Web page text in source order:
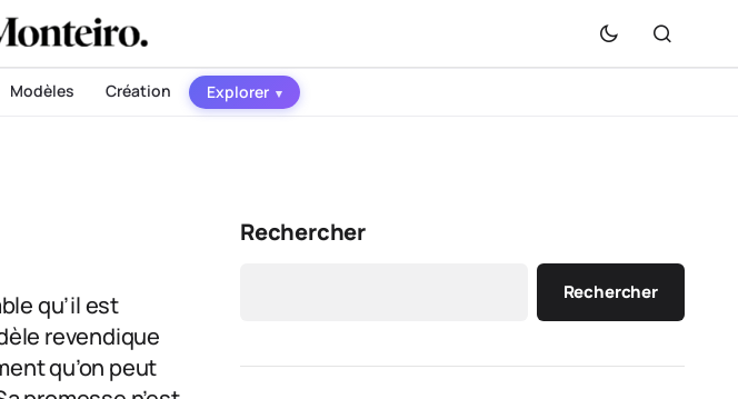
Modèles Création Explorer ▾
qu’il est
revendique
qu’on peut
Rechercher
Rechercher